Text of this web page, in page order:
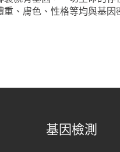
、膚色、性格等均與基因
基因檢測